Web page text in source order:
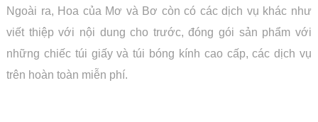
Ngoài ra, Hoa của Mơ và Bơ còn có các dịch vụ khác như
viết thiệp với nội dung cho trước, đóng gói sản phẩm với
những chiếc túi giấy và túi bóng kính cao cấp, các dịch vụ
trên hoàn toàn miễn phí.